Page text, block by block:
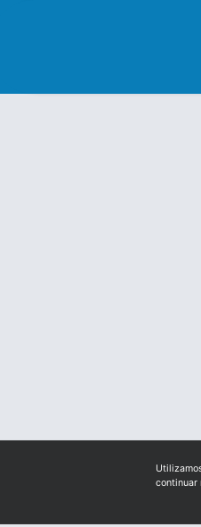
continuar